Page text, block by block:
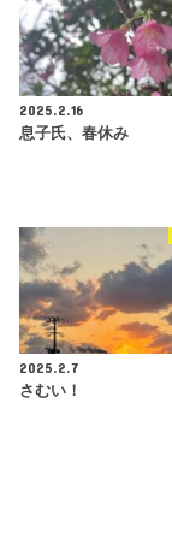
2025.2.16
息子氏、春休み
2025.2.7
さむい！